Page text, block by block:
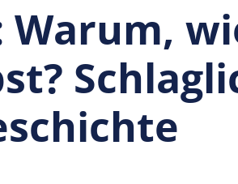
Warum,